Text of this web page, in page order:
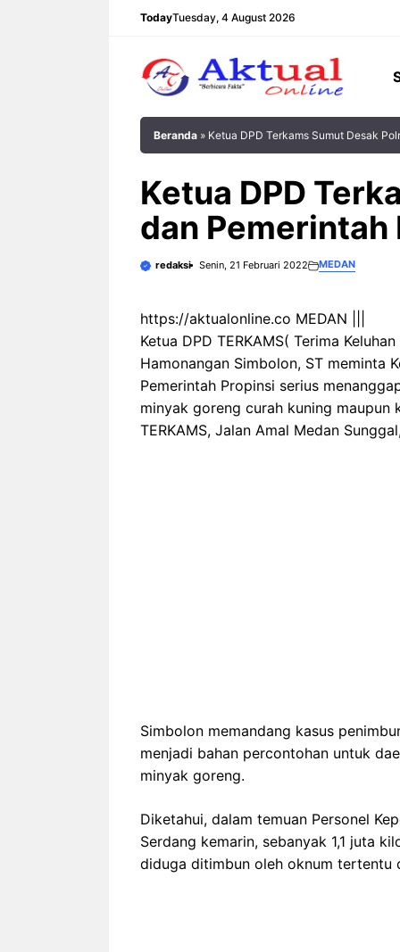
TodayTuesday, 4 August 2026
Beranda » Ketua DPD Terkams Sumut Desak
Ketua DPD
dan Pemerintah
redaksi Senin, 21 Februari 2022 MEDAN
https://aktualonline.co MEDAN |||
Ketua DPD TERKAMS( Terima
Hamonangan Simbolon, ST meminta
Pemerintah Propinsi serius
minyak goreng curah kuning maupun
TERKAMS, Jalan Amal Medan
Simbolon memandang kasus
menjadi bahan percontohan untuk
minyak goreng.
Diketahui, dalam temuan Personel
Serdang kemarin, sebanyak 1,1 juta
diduga ditimbun oleh oknum tertentu